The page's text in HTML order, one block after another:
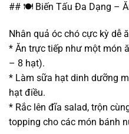
## 🍽️ Biến Tấu Đa Dạng –
Nhân quả óc chó cực kỳ dễ
* Ăn trực tiếp như một món
– 8 hạt).
* Làm sữa hạt dinh dưỡng
hạt điều.
* Rắc lên đĩa salad, trộn
topping cho các món bánh